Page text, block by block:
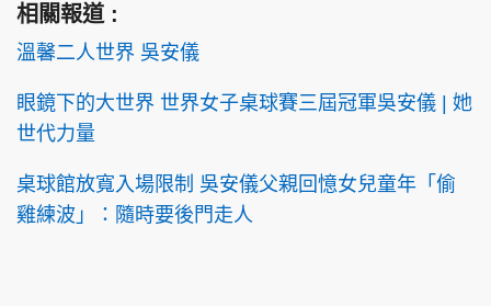
相關報道 :
溫馨二人世界 吳安儀
眼鏡下的大世界 世界女子桌球賽三屆冠軍吳安儀 | 她
世代力量
桌球館放寬入場限制 吳安儀父親回憶女兒童年「偷
雞練波」：隨時要後門走人